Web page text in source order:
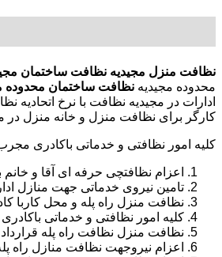
نظافت منزل مجیدیه نظافت ساختمان
محدوده مجیدیه نظافت ساختمان محدوده
ادارات در مجیدیه نظافت با نرخ
کارگر برای نظافت منزل و خانه منزل در
کلیه امور نظافتی و خدماتی باکادری
اعزام نظافتچی حرفه ای آقا و
تامین نیروی خدماتی جهت منازل
نظافت منزل راه پله و محل
کلیه امور نظافتی و خدماتی
نظافت منزل نظافت راه پله
اعزام نیروجهت نظافت منازل راه